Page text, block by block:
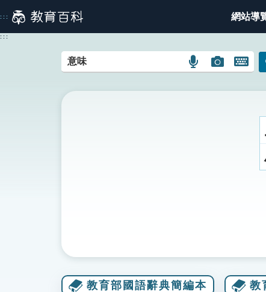
到
主
::: 網站導
:::
語
搜
圖
搜
開
鍵
教育部國語辭典簡編本 教